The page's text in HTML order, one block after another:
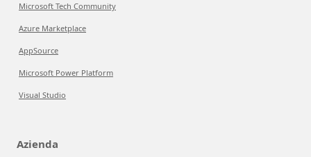
Microsoft Tech Community
Azure Marketplace
AppSource
Microsoft Power Platform
Visual Studio
Azienda